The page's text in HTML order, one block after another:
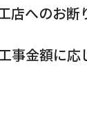
へのお断
事金額に応